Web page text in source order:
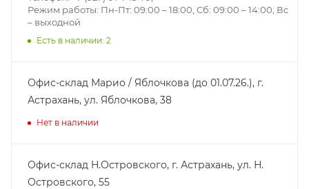
Режим работы: Пн-Пт: 09:00 – 18:00, Сб: 09:00 – 14:00, Вс
– выходной
Есть в наличии: 2
Офис-склад Марио / Яблочкова (до 01.07.26.), г.
Астрахань, ул. Яблочкова, 38
Нет в наличии
Офис-склад Н.Островского, г. Астрахань, ул. Н.
Островского, 55